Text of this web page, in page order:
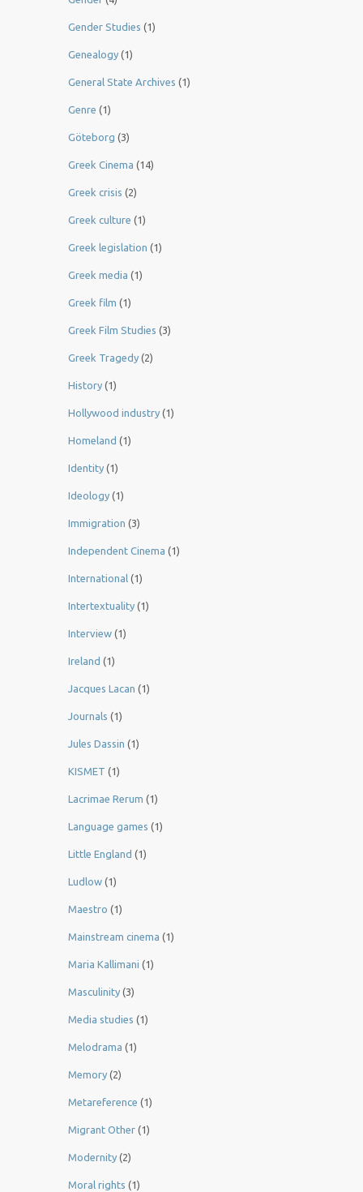
Gender Studies (1)
Genealogy (1)
General State Archives (1)
Genre (1)
Göteborg (3)
Greek Cinema (14)
Greek crisis (2)
Greek culture (1)
Greek legislation (1)
Greek media (1)
Greek film (1)
Greek Film Studies (3)
Greek Tragedy (2)
History (1)
Hollywood industry (1)
Homeland (1)
Identity (1)
Ideology (1)
Immigration (3)
Independent Cinema (1)
International (1)
Intertextuality (1)
Interview (1)
Ireland (1)
Jacques Lacan (1)
Journals (1)
Jules Dassin (1)
KISMET (1)
Lacrimae Rerum (1)
Language games (1)
Little England (1)
Ludlow (1)
Maestro (1)
Mainstream cinema (1)
Maria Kallimani (1)
Masculinity (3)
Media studies (1)
Melodrama (1)
Memory (2)
Metareference (1)
Migrant Other (1)
Modernity (2)
Moral rights (1)